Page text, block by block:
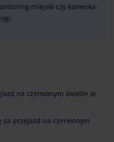
miejski czy kamerka
na czerwonym świetle w
za przejazd na czerwonym